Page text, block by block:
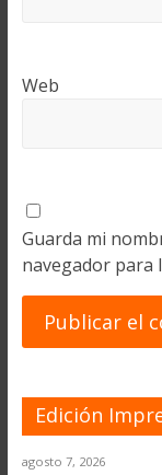
Web
Guarda mi
navegador para
Edición
agosto 7, 2026